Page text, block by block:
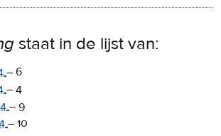
staat in de lijst van:
– 6
– 4
– 9
– 10